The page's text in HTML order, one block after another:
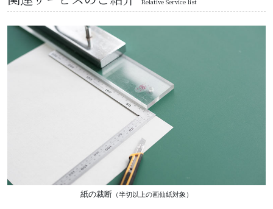
紙の裁断 （半切以上の画仙紙対象）